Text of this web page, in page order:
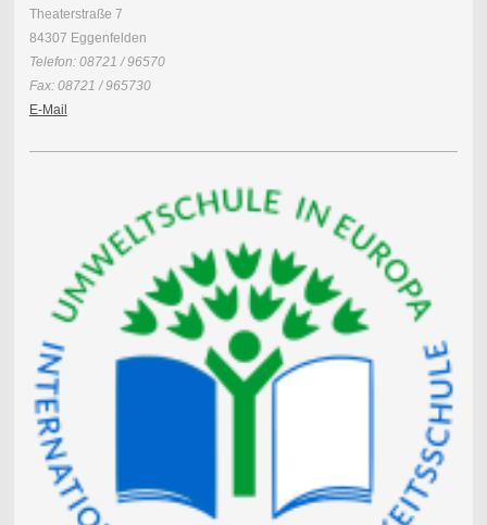
Theaterstraße 7
84307 Eggenfelden
Telefon: 08721 / 96570
Fax: 08721 / 965730
E-Mail